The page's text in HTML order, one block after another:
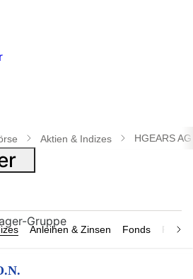
Aktien & Indizes HGEARS
Anleihen & Zinsen Fonds
Gruppe